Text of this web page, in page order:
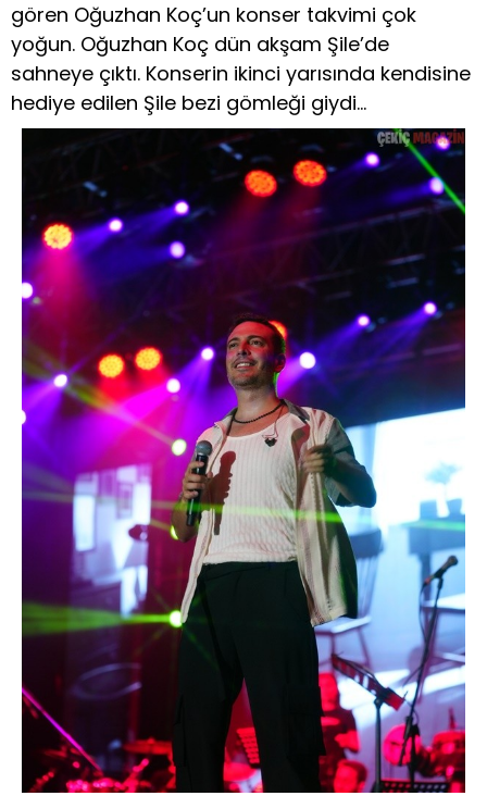
gören Oğuzhan Koç’un konser takvimi çok
yoğun. Oğuzhan Koç dün akşam Şile’de
sahneye çıktı. Konserin ikinci yarısında kendisine
hediye edilen Şile bezi gömleği giydi…